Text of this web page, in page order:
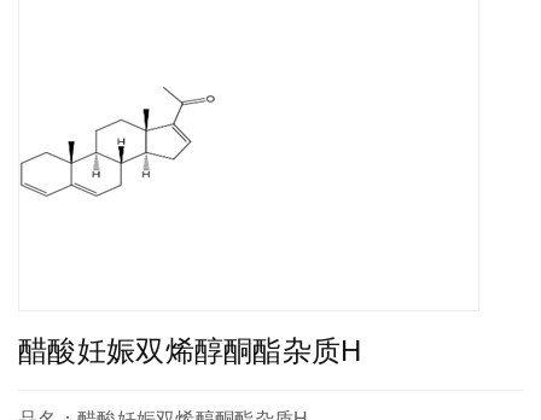
醋酸妊娠双烯醇酮酯杂质H